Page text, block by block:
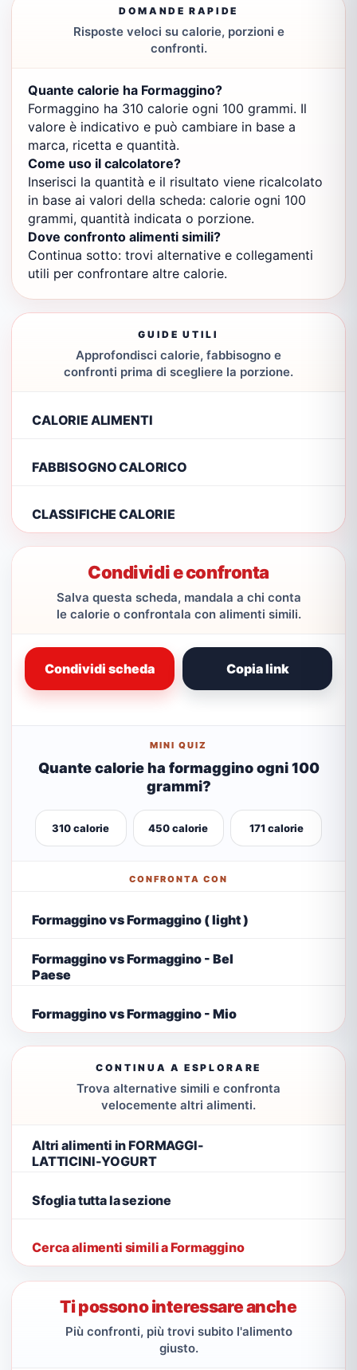
DOMANDE RAPIDE
Risposte veloci su calorie, porzioni e
confronti.
Quante calorie ha Formaggino?
Formaggino ha 310 calorie ogni 100 grammi. Il
valore è indicativo e può cambiare in base a
marca, ricetta e quantità.
Come uso il calcolatore?
Inserisci la quantità e il risultato viene ricalcolato
in base ai valori della scheda: calorie ogni 100
grammi, quantità indicata o porzione.
Dove confronto alimenti simili?
Continua sotto: trovi alternative e collegamenti
utili per confrontare altre calorie.
GUIDE UTILI
Approfondisci calorie, fabbisogno e
confronti prima di scegliere la porzione.
CALORIE ALIMENTI
FABBISOGNO CALORICO
CLASSIFICHE CALORIE
Condividi e confronta
Salva questa scheda, mandala a chi conta
le calorie o confrontala con alimenti simili.
Condividi scheda Copia link
MINI QUIZ
Quante calorie ha formaggino ogni 100
grammi?
310 calorie 450 calorie 171 calorie
CONFRONTA CON
Formaggino vs Formaggino ( light )
Formaggino vs Formaggino - Bel
Paese
Formaggino vs Formaggino - Mio
CONTINUA A ESPLORARE
Trova alternative simili e confronta
velocemente altri alimenti.
Altri alimenti in FORMAGGI-
LATTICINI-YOGURT
Sfoglia tutta la sezione
Cerca alimenti simili a Formaggino
Ti possono interessare anche
Più confronti, più trovi subito l'alimento
giusto.